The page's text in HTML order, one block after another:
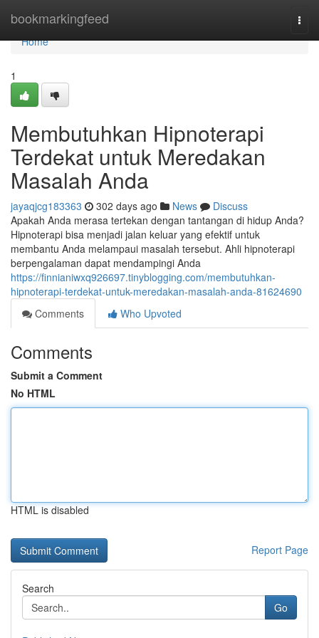
bookmarkingfeed
Home
Home
1
Membutuhkan Hipnoterapi
Terdekat untuk Meredakan
Masalah Anda
jayaqjcg183363 302 days ago News
Discuss
Apakah Anda merasa tertekan dengan tantangan di hidup Anda?
Hipnoterapi bisa menjadi jalan keluar yang efektif untuk
membantu Anda melampaui masalah tersebut. Ahli hipnoterapi
berpengalaman dapat mendampingi Anda
https://finnianiwxq926697.tinyblogging.com/membutuhkan-
hipnoterapi-terdekat-untuk-meredakan-masalah-anda-81624690
Comments
Who Upvoted
Comments
Submit a Comment
No HTML
HTML is disabled
Report Page
Search
Go